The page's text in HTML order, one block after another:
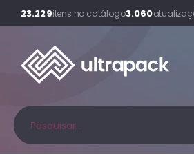
23.229itens no catálogo3.060